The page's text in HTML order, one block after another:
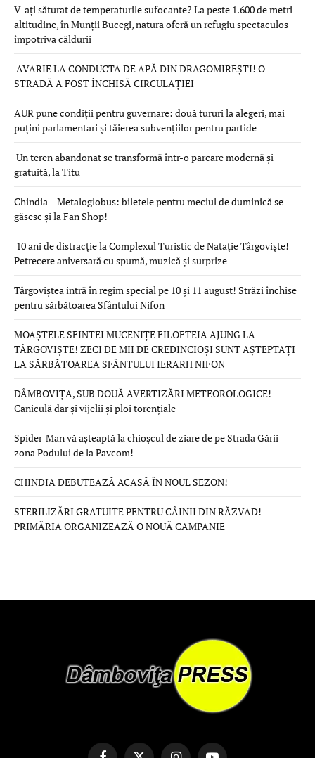
V-ați săturat de temperaturile sufocante? La peste 1.600 de metri
altitudine, în Munții Bucegi, natura oferă un refugiu spectaculos
împotriva căldurii
AVARIE LA CONDUCTA DE APĂ DIN DRAGOMIREȘTI! O
STRADĂ A FOST ÎNCHISĂ CIRCULAȚIEI
AUR pune condiții pentru guvernare: două tururi la alegeri, mai
puțini parlamentari și tăierea subvențiilor pentru partide
Un teren abandonat se transformă într-o parcare modernă și
gratuită, la Titu
Chindia – Metaloglobus: biletele pentru meciul de duminică se
găsesc și la Fan Shop!
10 ani de distracție la Complexul Turistic de Natație Târgoviște!
Petrecere aniversară cu spumă, muzică și surprize
Târgoviștea intră în regim special pe 10 și 11 august! Străzi închise
pentru sărbătoarea Sfântului Nifon
MOAȘTELE SFINTEI MUCENIȚE FILOFTEIA AJUNG LA
TÂRGOVIȘTE! ZECI DE MII DE CREDINCIOȘI SUNT AȘTEPTAȚI
LA SĂRBĂTOAREA SFÂNTULUI IERARH NIFON
DÂMBOVIȚA, SUB DOUĂ AVERTIZĂRI METEOROLOGICE!
Caniculă dar și vijelii și ploi torențiale
Spider-Man vă așteaptă la chioșcul de ziare de pe Strada Gării –
zona Podului de la Pavcom!
CHINDIA DEBUTEAZĂ ACASĂ ÎN NOUL SEZON!
STERILIZĂRI GRATUITE PENTRU CÂINII DIN RĂZVAD!
PRIMĂRIA ORGANIZEAZĂ O NOUĂ CAMPANIE